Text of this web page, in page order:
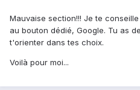
Mauvaise section!!! Je te
au bouton dédié, Google. Tu as
t'orienter dans tes choix.
Voilà pour moi...